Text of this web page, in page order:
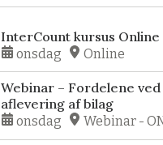
InterCount kursus Online
onsdag Online
Webinar – Fordelene
aflevering af bilag
onsdag Webinar -